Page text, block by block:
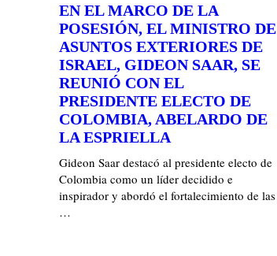
EN EL MARCO DE LA
POSESIÓN, EL MINISTRO DE
ASUNTOS EXTERIORES DE
ISRAEL, GIDEON SAAR, SE
REUNIÓ CON EL
PRESIDENTE ELECTO DE
COLOMBIA, ABELARDO DE
LA ESPRIELLA
Gideon Saar destacó al presidente electo de
Colombia como un líder decidido e
inspirador y abordó el fortalecimiento de las
…